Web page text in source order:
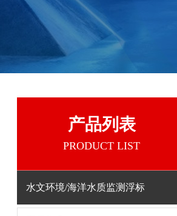
产品列表
PRODUCT LIST
水文环境/海洋水质监测浮标